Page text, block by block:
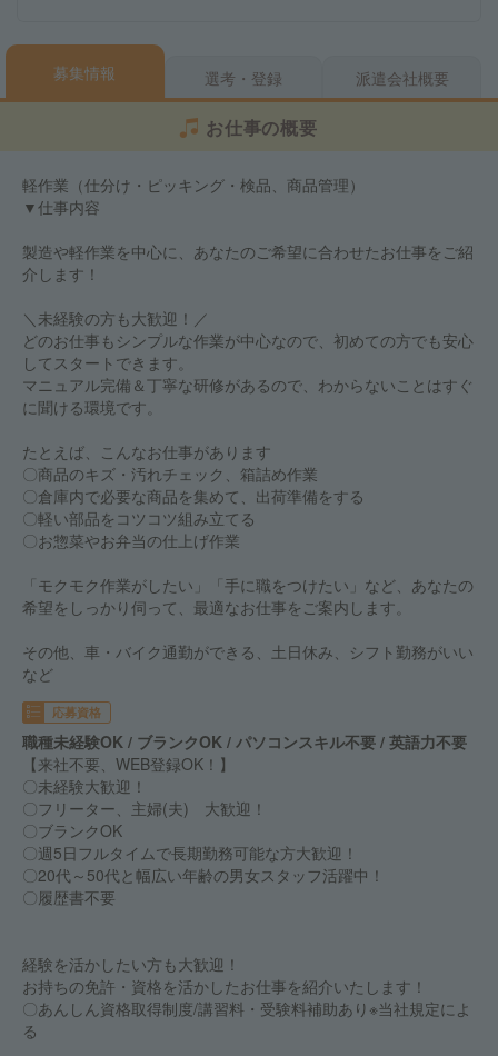
募集情報 選考・登録 派遣会社概要
お仕事の概要
軽作業（仕分け・ピッキング・検品、商品管理）
▼仕事内容
製造や軽作業を中心に、あなたのご希望に合わせたお仕事をご紹
介します！
＼未経験の方も大歓迎！／
どのお仕事もシンプルな作業が中心なので、初めての方でも安心
してスタートできます。
マニュアル完備＆丁寧な研修があるので、わからないことはすぐ
に聞ける環境です。
たとえば、こんなお仕事があります
〇商品のキズ・汚れチェック、箱詰め作業
〇倉庫内で必要な商品を集めて、出荷準備をする
〇軽い部品をコツコツ組み立てる
〇お惣菜やお弁当の仕上げ作業
「モクモク作業がしたい」「手に職をつけたい」など、あなたの
希望をしっかり伺って、最適なお仕事をご案内します。
その他、車・バイク通勤ができる、土日休み、シフト勤務がいい
など
応募資格
職種未経験OK / ブランクOK / パソコンスキル不要 / 英語力不要
【来社不要、WEB登録OK！】
〇未経験大歓迎！
〇フリーター、主婦(夫) 大歓迎！
〇ブランクOK
〇週5日フルタイムで長期勤務可能な方大歓迎！
〇20代～50代と幅広い年齢の男女スタッフ活躍中！
〇履歴書不要
経験を活かしたい方も大歓迎！
お持ちの免許・資格を活かしたお仕事を紹介いたします！
〇あんしん資格取得制度/講習料・受験料補助あり※当社規定によ
る